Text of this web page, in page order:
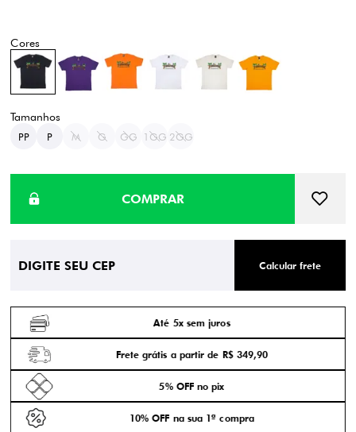
PP P M G GG 1GG 2GG
Calcular frete
Até 5x sem juros
Frete grátis a partir de R$ 349,90
5% OFF no pix
10% OFF na sua 1ª compra